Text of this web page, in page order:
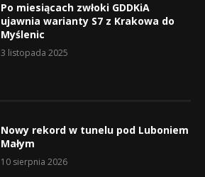
Po miesiącach zwłoki GDDKiA
ujawnia warianty S7 z Krakowa do
Myślenic
3 listopada 2025
Nowy rekord w tunelu pod Luboniem
Małym
10 sierpnia 2026